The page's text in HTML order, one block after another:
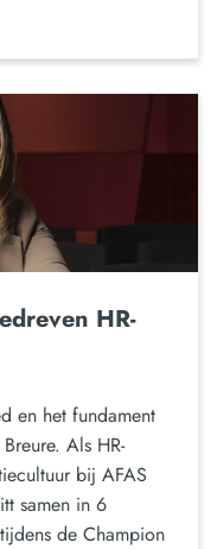
HR-
en het fundament
Als HR-
bij AFAS
samen in 6
de Champion